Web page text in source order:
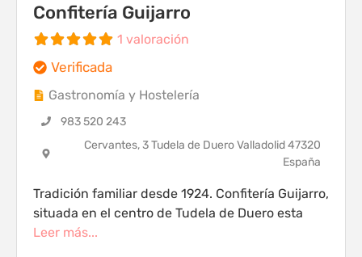
Confitería Guijarro
1 valoración
Verificada
Gastronomía y Hostelería
983 520 243
Cervantes, 3 Tudela de Duero Valladolid 47320
España
Tradición familiar desde 1924. Confitería Guijarro,
situada en el centro de Tudela de Duero esta
Leer más...